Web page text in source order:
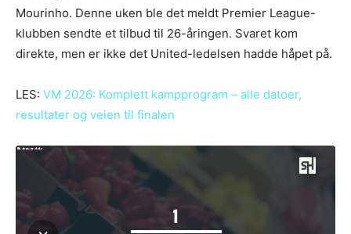
Mourinho. Denne uken ble det meldt Premier League-
klubben sendte et tilbud til 26-åringen. Svaret kom
direkte, men er ikke det United-ledelsen hadde håpet på.
LES: VM 2026: Komplett kampprogram – alle datoer,
resultater og veien til finalen